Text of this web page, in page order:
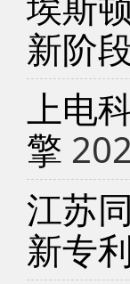
新阶
上电
擎
江苏
新专利